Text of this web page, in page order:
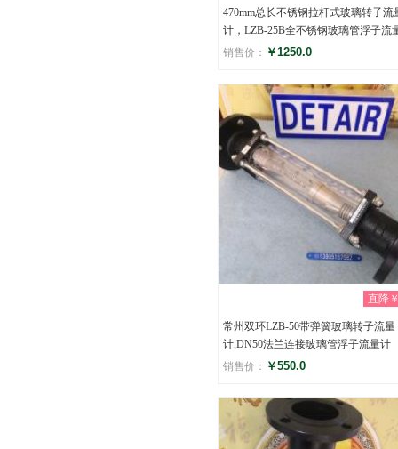
470mm总长不锈钢拉杆式玻璃转子流
计，LZB-25B全不锈钢玻璃管浮子流
销售价： ￥1250.0
评分
(0)
直降
常州双环LZB-50带弹簧玻璃转子流量
计,DN50法兰连接玻璃管浮子流量计
销售价： ￥550.0
评分
(0)